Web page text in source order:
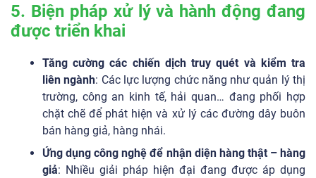
5. Biện pháp xử lý và hành động đang
được triển khai
Tăng cường các chiến dịch truy quét và kiểm tra
liên ngành: Các lực lượng chức năng như quản lý thị
trường, công an kinh tế, hải quan… đang phối hợp
chặt chẽ để phát hiện và xử lý các đường dây buôn
bán hàng giả, hàng nhái.
Ứng dụng công nghệ để nhận diện hàng thật – hàng
giả: Nhiều giải pháp hiện đại đang được áp dụng